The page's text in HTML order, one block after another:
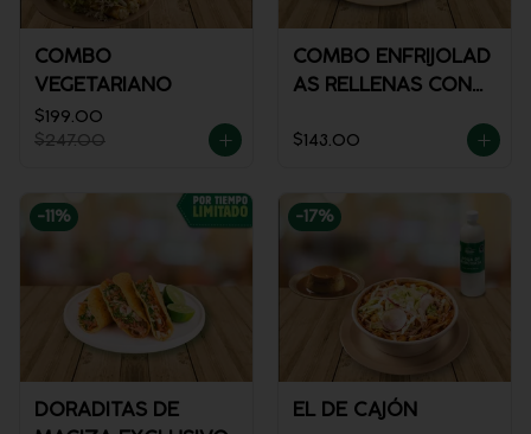
COMBO
VEGETARIANO
$199.00
$247.00
COMBO ENFRIJOLAD
AS RELLENAS CON
$143.00
-11 %
DORADITAS DE
-17%
EL DE CAJÓN